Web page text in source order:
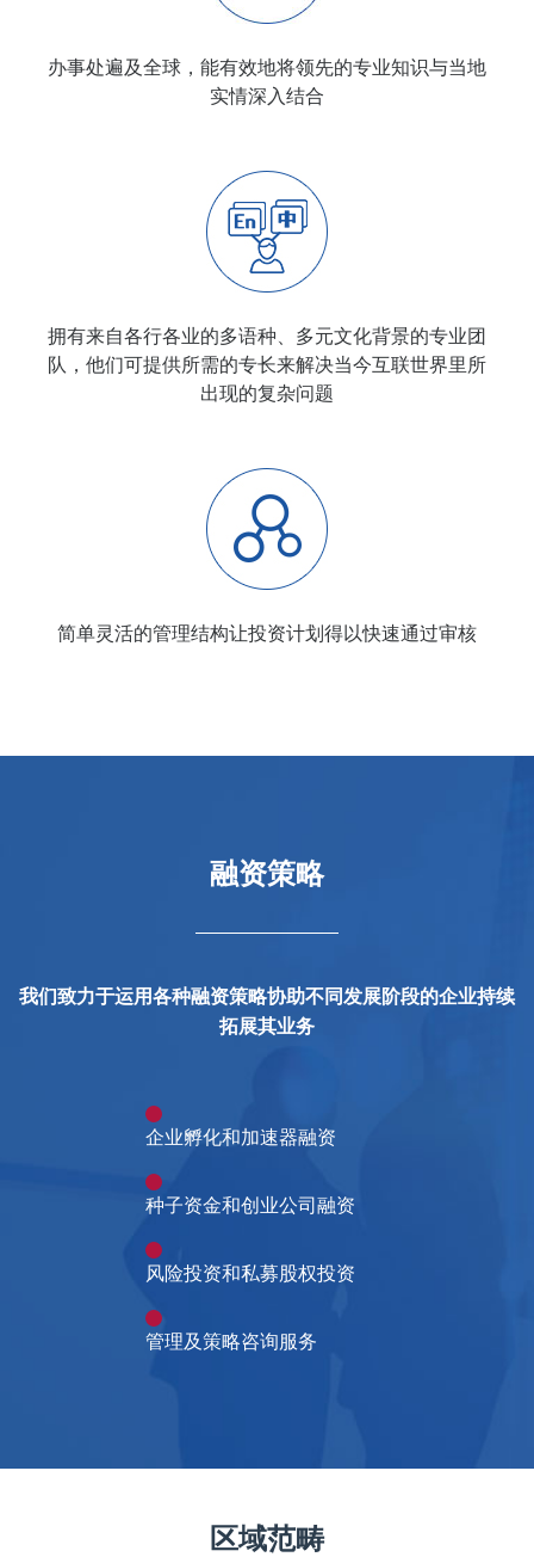
办事处遍及全球，能有效地将领先的专业知识与当地
实情深入结合
拥有来自各行各业的多语种、多元文化背景的专业团
队，他们可提供所需的专长来解决当今互联世界里所
出现的复杂问题
简单灵活的管理结构让投资计划得以快速通过审核
融资策略
我们致力于运用各种融资策略协助不同发展阶段的企业持续
拓展其业务
企业孵化和加速器融资
种子资金和创业公司融资
风险投资和私募股权投资
管理及策略咨询服务
区域范畴